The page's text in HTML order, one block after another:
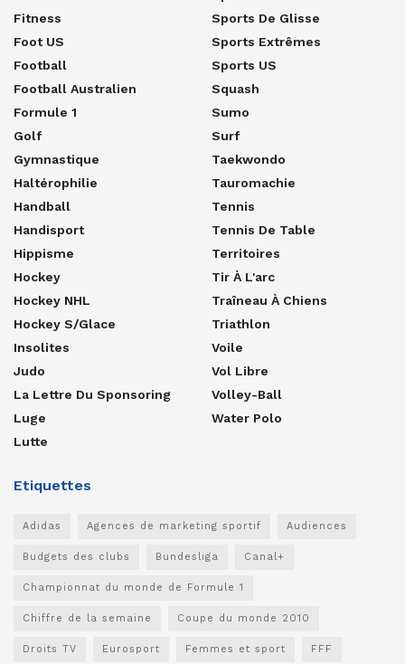
Fitness
Foot US
Football
Football Australien
Formule 1
Golf
Gymnastique
Haltérophilie
Handball
Handisport
Hippisme
Hockey
Hockey NHL
Hockey S/glace
Insolites
Judo
La Lettre Du Sponsoring
Luge
Lutte
Sports De Glisse
Sports Extrêmes
Sports US
Squash
Sumo
Surf
Taekwondo
Tauromachie
Tennis
Tennis De Table
Territoires
Tir À L'arc
Traîneau À Chiens
Triathlon
Voile
Vol Libre
Volley-Ball
Water Polo
Etiquettes
Adidas Agences de marketing sportif Audiences
Budgets des clubs Bundesliga Canal+
Championnat du monde de Formule 1
Chiffre de la semaine Coupe du monde 2010
Droits TV Eurosport Femmes et sport FFF